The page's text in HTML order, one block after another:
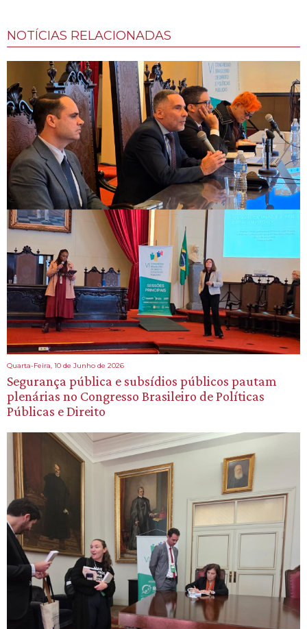
NOTÍCIAS RELACIONADAS
Quarta-Feira, 10 de Junho de 2026
Segurança pública e subsídios públicos pautam
plenárias no Congresso Brasileiro de Políticas
Públicas e Direito